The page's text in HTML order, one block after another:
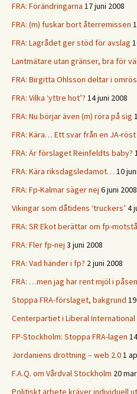
FRA: Förändringarna 17 juni 2008
FRA: (m) fuskar bort återremissen
FRA: Lagrådet ger stöd för avslag
Lantmätare utan gränser, bra för
FRA: Birgitta Ohlsson deltar i
FRA: Vilka ‘yttre hot’? 14 juni 2008
FRA: Nu börjar även (m) röra på sig
FRA: Kära… Ett svar från en JA-röst
FRA: Är förslaget Reinfeldts baby?
FRA: Kära riksdagsledamot… 10
FRA: Fp-Kalmar säger nej 6 juni 2008
Vikingar som dåtidens ‘truckers’ 4
FRA: SR Ekot berättar om fp-
FRA: Fler fp-nej 3 juni 2008
FRA: Vad händer i fp? 2 juni 2008
FRA: …men jag har rent mjöl i
Stoppa FRA-förslaget, bakgrund
Centerpartiet i Liberal International
FP-Stockholm: Stoppa FRA-lagen
Jordaniens drottning – web 2.01
F.A.Q. om Vårdval Stockholm 20
Politiskt arbete kräver individuell